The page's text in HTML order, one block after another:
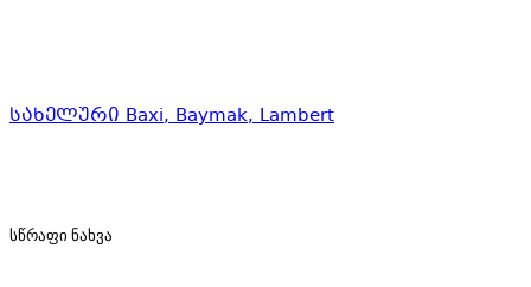
სახელური Baxi, Baymak, Lambert
სწრაფი ნახვა